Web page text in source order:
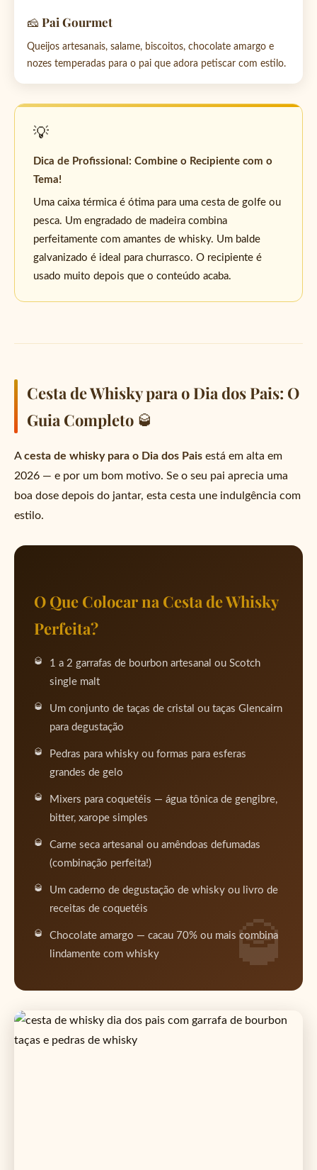
🎁
🧀 Pai Gourmet
Queijos artesanais, salame, biscoitos, chocolate amargo e
nozes temperadas para o pai que adora petiscar com estilo.
💡
Dica de Profissional: Combine o Recipiente com o
Tema!
Uma caixa térmica é ótima para uma cesta de golfe ou
pesca. Um engradado de madeira combina
perfeitamente com amantes de whisky. Um balde
galvanizado é ideal para churrasco. O recipiente é
usado muito depois que o conteúdo acaba.
Cesta de Whisky para o Dia dos Pais: O
Guia Completo 🥃
Acesta de whisky para o Dia dos Pais está em alta em
2026 — e por um bom motivo. Se o seu pai aprecia uma
boa dose depois do jantar, esta cesta une indulgência com
estilo.
O Que Colocar na Cesta de Whisky
Perfeita?
1 a 2 garrafas de bourbon artesanal ou Scotch
single malt
Um conjunto de taças de cristal ou taças Glencairn
para degustação
Pedras para whisky ou formas para esferas
grandes de gelo
Mixers para coquetéis — água tônica de gengibre,
bitter, xarope simples
Carne seca artesanal ou amêndoas defumadas
(combinação perfeita!)
Um caderno de degustação de whisky ou livro de
receitas de coquetéis
Chocolate amargo — cacau 70% ou mais combina
lindamente com whisky